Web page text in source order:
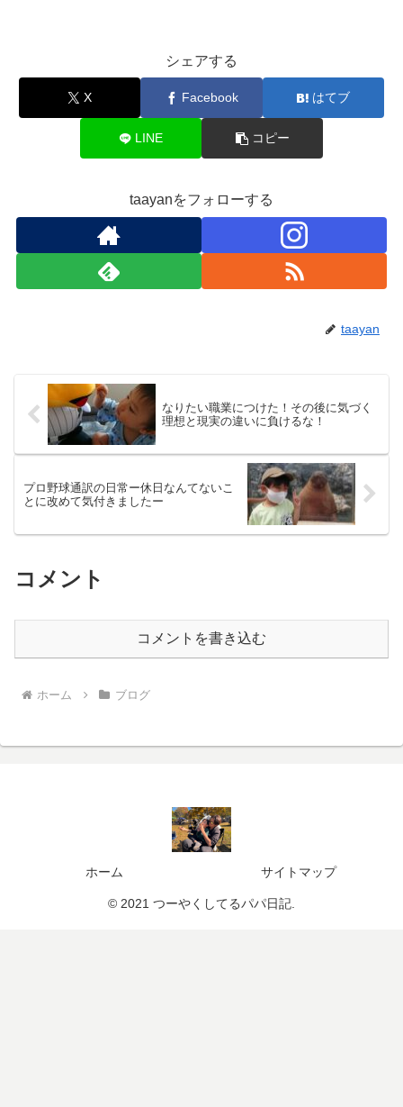
シェアする
X Facebook はてブ
LINE コピー
taayanをフォローする
taayan
なりたい職業につけた！その後に気づく
理想と現実の違いに負けるな！
プロ野球通訳の日常ー休日なんてないこ
とに改めて気付きましたー
コメント
コメントを書き込む
ホーム ブログ
ホーム サイトマップ
© 2021 つーやくしてるパパ日記.